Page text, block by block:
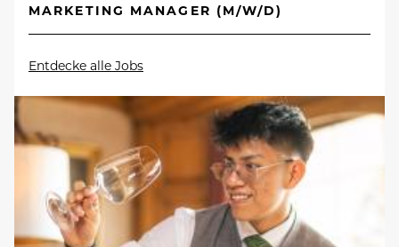
MARKETING MANAGER (M/W/D)
Entdecke alle Jobs